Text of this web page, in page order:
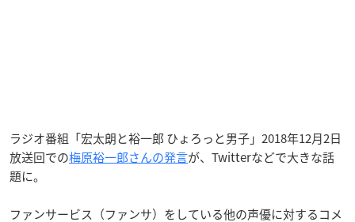
ラジオ番組「宏太朗と裕一郎 ひょろっと男子」2018年12月2日
放送回での梅原裕一郎さんの発言が、Twitterなどで大きな話
題に。
ファンサービス（ファンサ）をしている他の声優に対するコメ